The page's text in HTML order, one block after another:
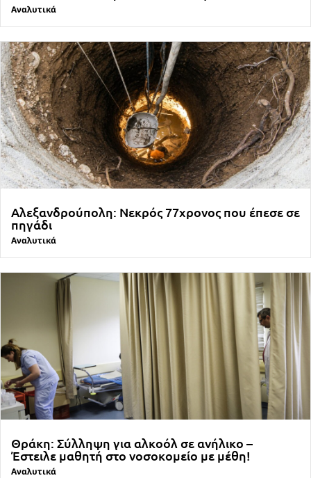
Αναλυτικά
Αλεξανδρούπολη: Νεκρός 77χρονος που έπεσε σε
πηγάδι
Αναλυτικά
Θράκη: Σύλληψη για αλκοόλ σε ανήλικο –
Έστειλε μαθητή στο νοσοκομείο με μέθη!
Αναλυτικά